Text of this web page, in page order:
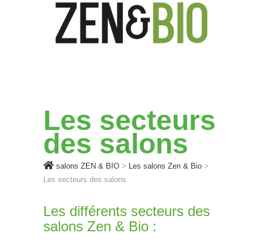
Les secteurs
des salons
salons ZEN & BIO > Les salons Zen & Bio >
Les secteurs des salons
Les différents secteurs des
salons Zen & Bio :